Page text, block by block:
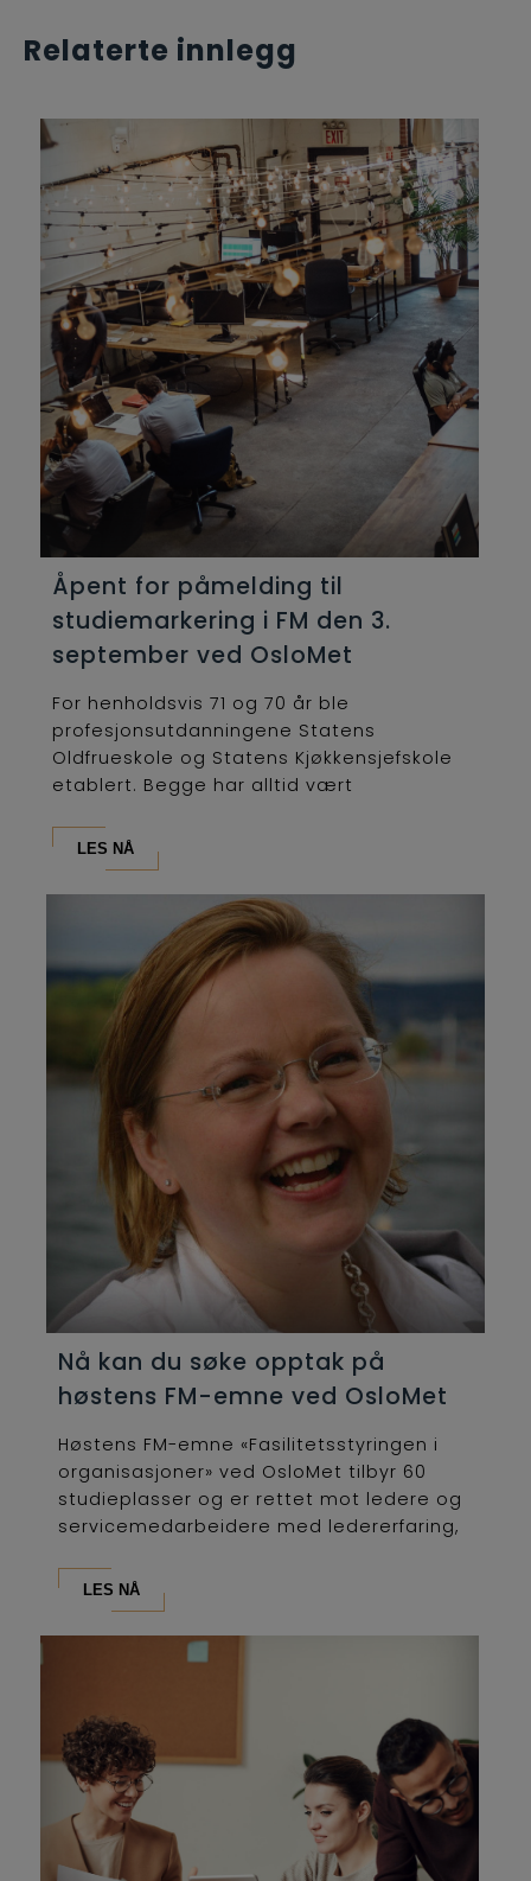
Relaterte innlegg
Åpent for påmelding til
studiemarkering i FM den 3.
september ved OsloMet
For henholdsvis 71 og 70 år ble
profesjonsutdanningene Statens
Oldfrueskole og Statens Kjøkkensjefskole
etablert. Begge har alltid vært
LES NÅ
Nå kan du søke opptak på
høstens FM-emne ved OsloMet
Høstens FM-emne «Fasilitetsstyringen i
organisasjoner» ved OsloMet tilbyr 60
studieplasser og er rettet mot ledere og
servicemedarbeidere med ledererfaring,
LES NÅ